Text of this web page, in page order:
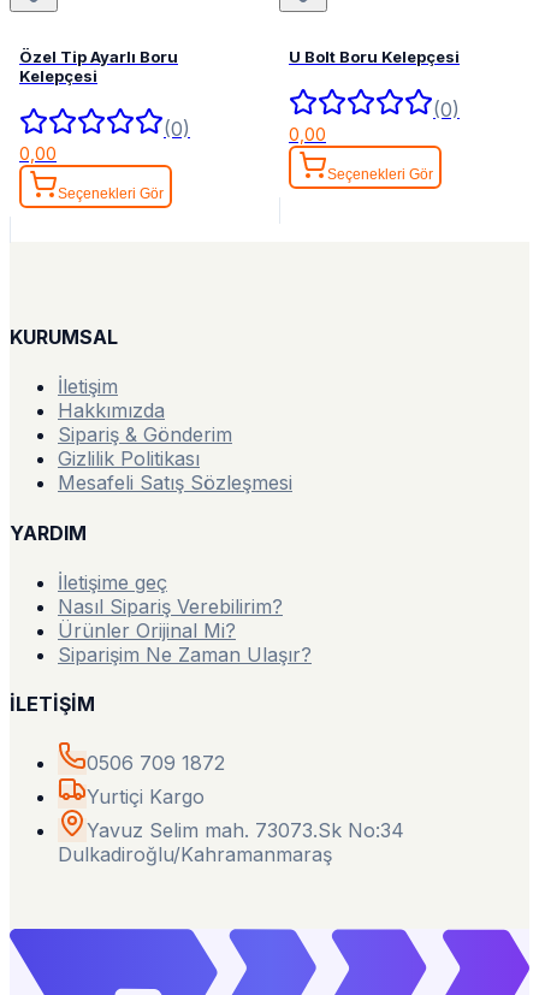
Özel Tip Ayarlı Boru
Kelepçesi
(0)
0,00
Seçenekleri Gör
U Bolt Boru Kelepçesi
(0)
0,00
Seçenekleri Gör
KURUMSAL
İletişim
Hakkımızda
Sipariş & Gönderim
Gizlilik Politikası
Mesafeli Satış Sözleşmesi
YARDIM
İletişime geç
Nasıl Sipariş Verebilirim?
Ürünler Orijinal Mi?
Siparişim Ne Zaman Ulaşır?
İLETİŞİM
0506 709 1872
Yurtiçi Kargo
Yavuz Selim mah. 73073.Sk No:34
Dulkadiroğlu/Kahramanmaraş